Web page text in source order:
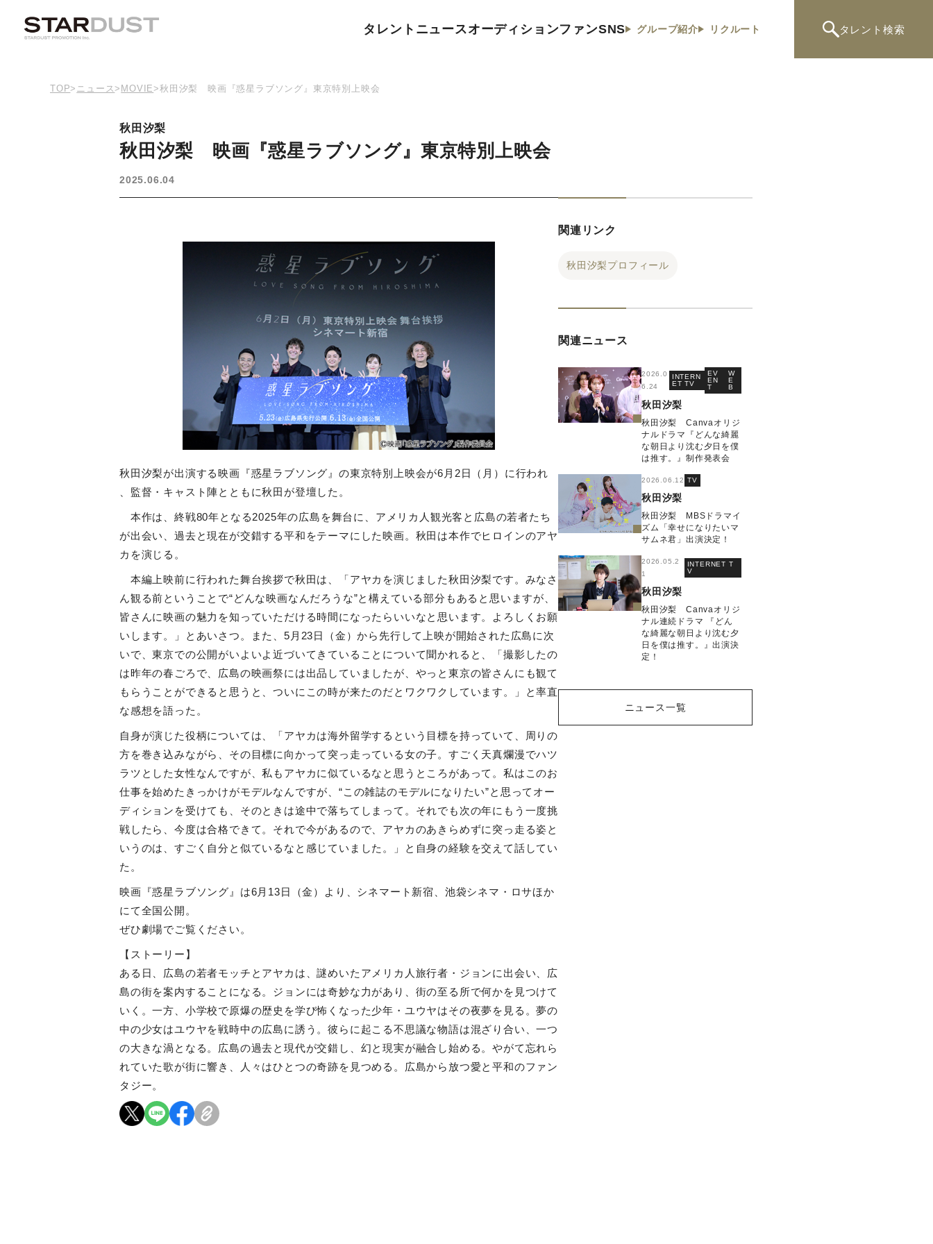
タレント ニュースオーディションファンSNS グループ紹介 リクルート タレント 検索
TOP> ニュース> MOVIE>秋田汐梨 映画『惑星ラブソング』東京特別上映会
秋田汐梨
秋田汐梨 映画『惑星ラブソング』東京特別上映会
2025.06.04
秋田汐梨が出演する映画『惑星ラブソング』の東京特別上映会が6月2日（月）に行われ
、監督・キャスト陣とともに秋田が登壇した。
本作は、終戦80年となる2025年の広島を舞台に、アメリカ人観光客と広島の若者たち
が出会い、過去と現在が交錯する平和をテーマにした映画。秋田は本作でヒロインのアヤ
カを演じる。
本編上映前に行われた舞台挨拶で秋田は、「アヤカを演じました秋田汐梨です。みなさ
ん観る前ということで“どんな映画なんだろうな”と構えている部分もあると思いますが、
皆さんに映画の魅力を知っていただける時間になったらいいなと思います。よろしくお願
いします。」とあいさつ。また、5月23日（金）から先行して上映が開始された広島に次
いで、東京での公開がいよいよ近づいてきていることについて聞かれると、「撮影したの
は昨年の春ごろで、広島の映画祭には出品していましたが、やっと東京の皆さんにも観て
もらうことができると思うと、ついにこの時が来たのだとワクワクしています。」と率直
な感想を語った。
自身が演じた役柄については、「アヤカは海外留学するという目標を持っていて、周りの
方を巻き込みながら、その目標に向かって突っ走っている女の子。すごく天真爛漫でハツ
ラツとした女性なんですが、私もアヤカに似ているなと思うところがあって。私はこのお
仕事を始めたきっかけがモデルなんですが、“この雑誌のモデルになりたい”と思ってオー
ディションを受けても、そのときは途中で落ちてしまって。それでも次の年にもう一度挑
戦したら、今度は合格できて。それで今があるので、アヤカのあきらめずに突っ走る姿と
いうのは、すごく自分と似ているなと感じていました。」と自身の経験を交えて話してい
た。
映画『惑星ラブソング』は6月13日（金）より、シネマート新宿、池袋シネマ・ロサほか
にて全国公開。
ぜひ劇場でご覧ください。
【ストーリー】
ある日、広島の若者モッチとアヤカは、謎めいたアメリカ人旅行者・ジョンに出会い、広
島の街を案内することになる。ジョンには奇妙な力があり、街の至る所で何かを見つけて
いく。一方、小学校で原爆の歴史を学び怖くなった少年・ユウヤはその夜夢を見る。夢の
中の少女はユウヤを戦時中の広島に誘う。彼らに起こる不思議な物語は混ざり合い、一つ
の大きな渦となる。広島の過去と現代が交錯し、幻と現実が融合し始める。やがて忘れら
れていた歌が街に響き、人々はひとつの奇跡を見つめる。広島から放つ愛と平和のファン
タジー。
関連リンク
秋田汐梨プロフィール
関連ニュース
2026.0
6.24
INTERN
ET TV
EV
EN
T
W
E
B
秋田汐梨
秋田汐梨 Canvaオリジ
ナルドラマ『どんな綺麗
な朝日より沈む夕日を僕
は推す。』制作発表会
2026.06.12 TV
秋田汐梨
秋田汐梨 MBSドラマイ
ズム「幸せになりたいマ
サムネ君」出演決定！
2026.05.2
1
INTERNET T
V
秋田汐梨
秋田汐梨 Canvaオリジ
ナル連続ドラマ 『どん
な綺麗な朝日より沈む夕
日を僕は推す。』出演決
定！
ニュース一覧